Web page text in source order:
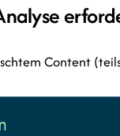
Content